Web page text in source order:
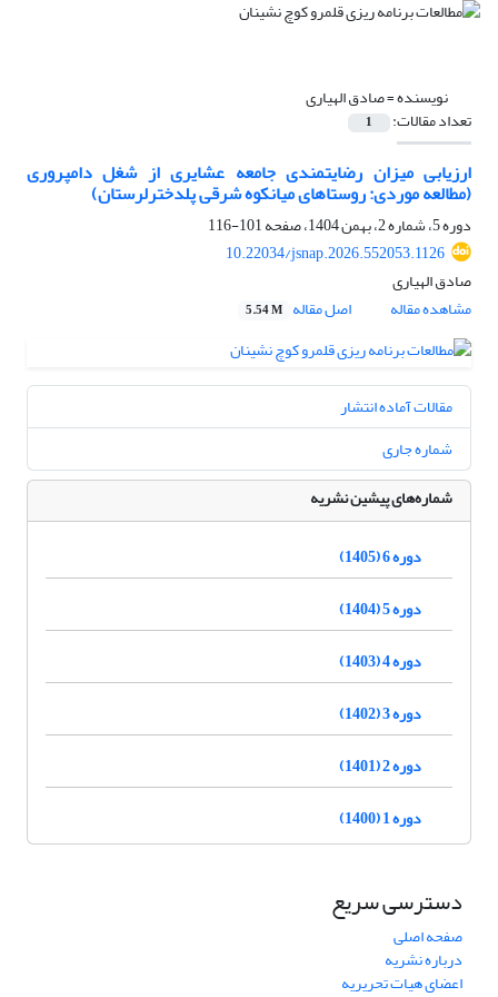
نویسنده =صادق الهیاری
تعداد مقالات: 1
ارزیابی میزان رضایتمندی جامعه عشایری از شغل دامپروری
(مطالعه موردی: روستاهای میانکوه شرقی پلدخترلرستان)
دوره 5، شماره 2، بهمن 1404، صفحه
101-116
10.22034/jsnap.2026.552053.1126
صادق الهیاری
مشاهده مقاله
اصل مقاله 5.54 M
مقالات آماده انتشار
شماره جاری
شماره‌های پیشین نشریه
دوره 6 (1405)
دوره 5 (1404)
دوره 4 (1403)
دوره 3 (1402)
دوره 2 (1401)
دوره 1 (1400)
دسترسی سریع
صفحه اصلی
درباره نشریه
اعضای هیات تحریریه